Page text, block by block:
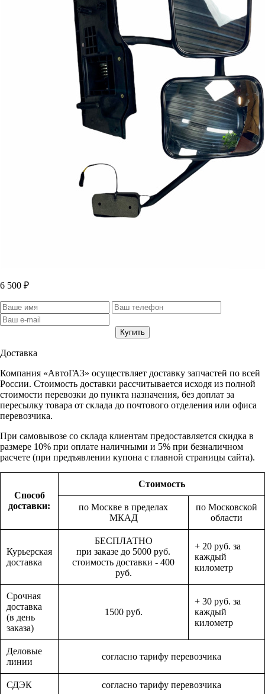
6 500 ₽
Доставка
Компания «АвтоГАЗ» осуществляет доставку запчастей по всей
России. Стоимость доставки рассчитывается исходя из полной
стоимости перевозки до пункта назначения, без доплат за
пересылку товара от склада до почтового отделения или офиса
перевозчика.
При самовывозе со склада клиентам предоставляется скидка в
размере 10% при оплате наличными и 5% при безналичном
расчете (при предъявлении купона с главной страницы сайта).
Способ
доставки:
Стоимость
по Москве в пределах
МКАД
по Московской
области
Курьерская
доставка
БЕСПЛАТНО
при заказе до 5000 руб.
стоимость доставки - 400
руб.
+ 20 руб. за
каждый
километр
Срочная
доставка
(в день
заказа)
1500 руб.
+ 30 руб. за
каждый
километр
Деловые
линии
согласно тарифу перевозчика
СДЭК согласно тарифу перевозчика